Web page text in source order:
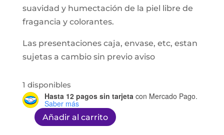
suavidad y humectación de la piel libre de
fragancia y colorantes.
Las presentaciones caja, envase, etc, estan
sujetas a cambio sin previo aviso
1 disponibles
Hasta 12 pagos sin tarjeta con Mercado Pago.
Saber más
Ambar
Añadir al carrito